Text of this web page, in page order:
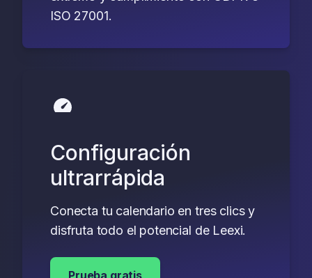
ISO 27001.
Configuración
ultrarrápida
Conecta tu calendario en tres clics y
disfruta todo el potencial de Leexi.
Prueba gratis